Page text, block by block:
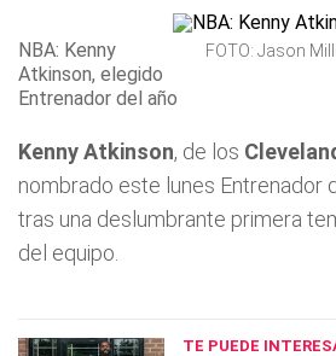
NBA: Kenny
Atkinson, elegido
Entrenador del año
FOTO: Jason
Kenny Atkinson, de los
nombrado este lunes Entrenador
tras una deslumbrante primera
del equipo.
TE PUEDE